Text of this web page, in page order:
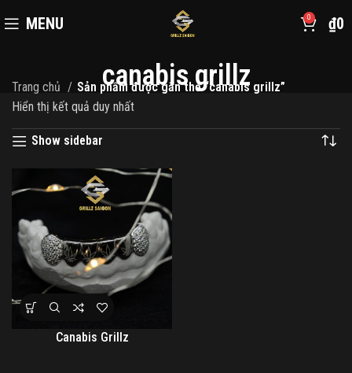
MENU 0 ₫0
canabis grillz
Trang chủ
Sản phẩm được gắn thẻ “canabis grillz”
Hiển thị kết quả duy nhất
Show sidebar
Canabis Grillz